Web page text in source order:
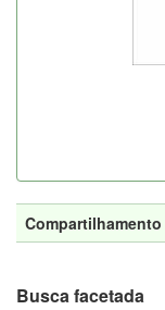
Compartilhamento
Busca facetada